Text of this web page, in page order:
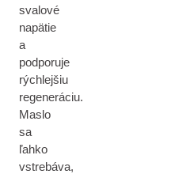
svalové
napätie
a
podporuje
rýchlejšiu
regeneráciu.
Maslo
sa
ľahko
vstrebáva,